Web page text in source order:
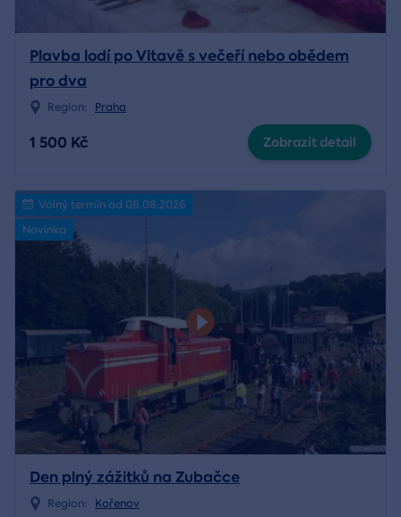
Plavba lodí po Vltavě s večeří nebo obědem
pro dva
Region: Praha
1 500 Kč Zobrazit detail
Volný termín od 08.08.2026
Novinka
Den plný zážitků na Zubačce
Region: Kořenov